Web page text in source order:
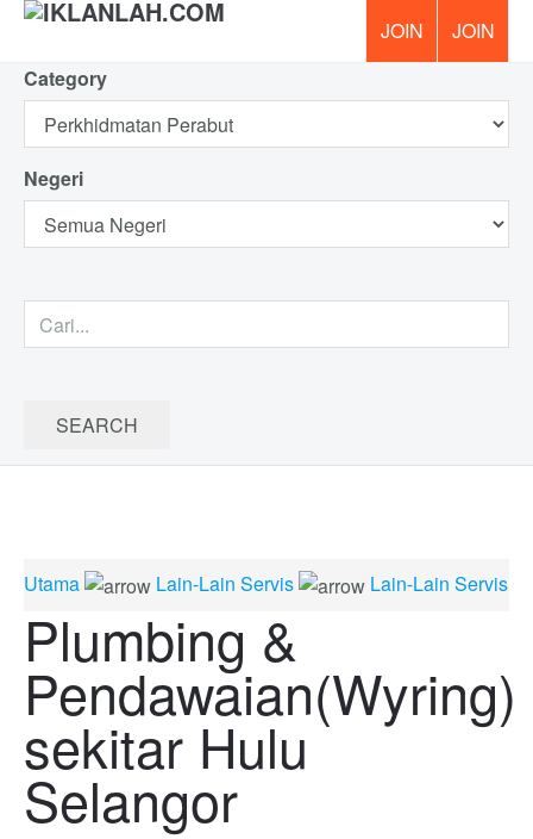
Category
Negeri
Utama Lain-Lain Servis Lain-Lain Servis
Plumbing &
Pendawaian(Wyring)
sekitar Hulu
Selangor